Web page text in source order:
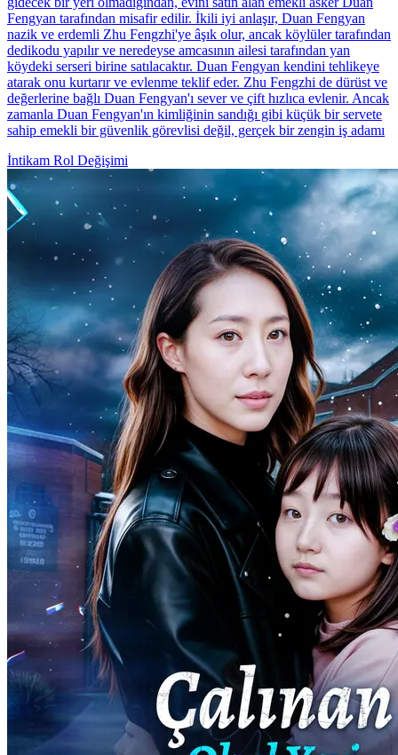
Fengyan tarafından misafir edilir. İkili iyi anlaşır, Duan Fengyan
nazik ve erdemli Zhu Fengzhi'ye âşık olur, ancak köylüler tarafından
dedikodu yapılır ve neredeyse amcasının ailesi tarafından yan
köydeki serseri birine satılacaktır. Duan Fengyan kendini tehlikeye
atarak onu kurtarır ve evlenme teklif eder. Zhu Fengzhi de dürüst ve
değerlerine bağlı Duan Fengyan'ı sever ve çift hızlıca evlenir. Ancak
zamanla Duan Fengyan'ın kimliğinin sandığı gibi küçük bir servete
sahip emekli bir güvenlik görevlisi değil, gerçek bir zengin iş adamı
İntikam Rol Değişimi